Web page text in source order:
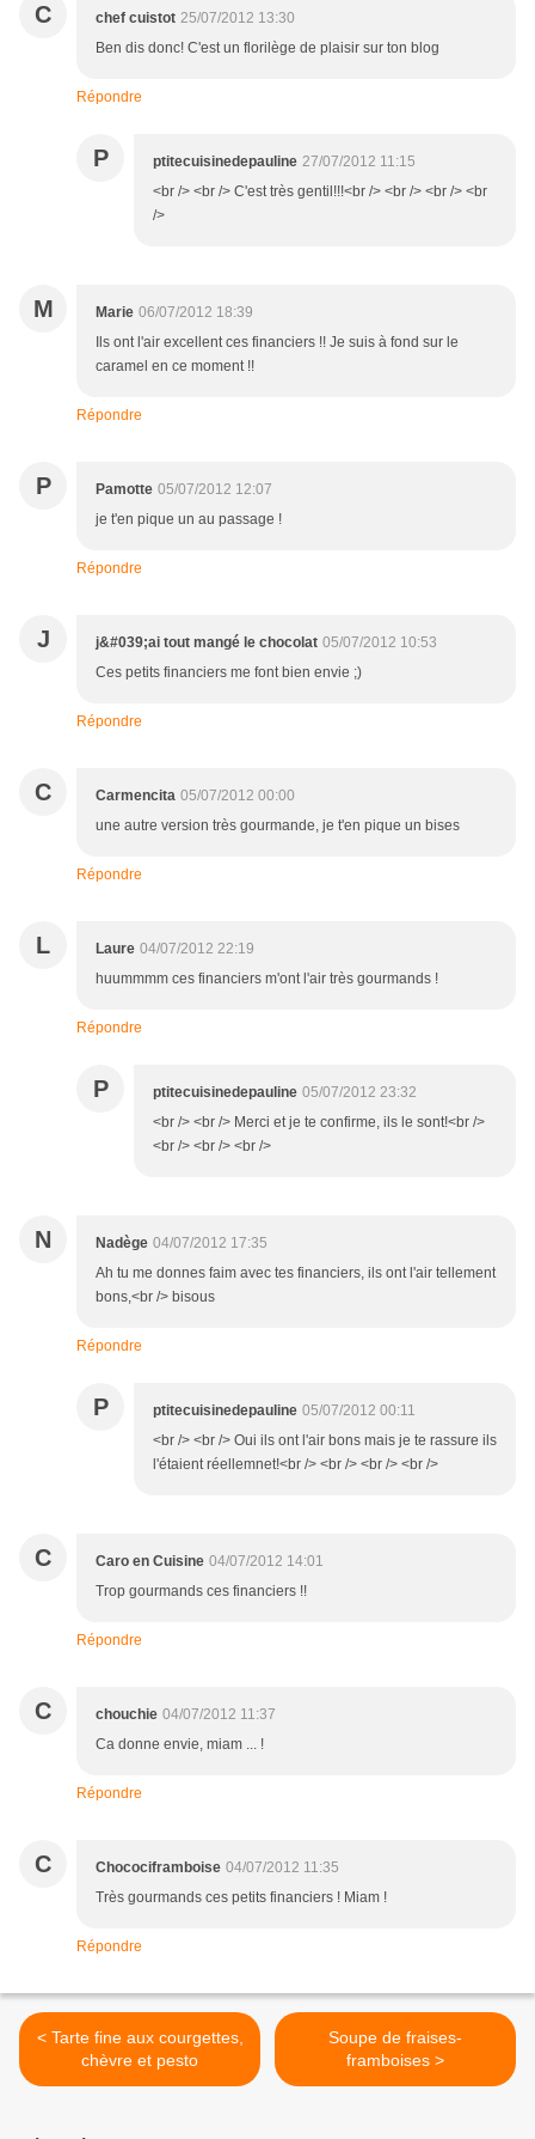
C chef cuistot 25/07/2012 13:30
Ben dis donc! C'est un florilège de plaisir sur ton blog
Répondre
P ptitecuisinedepauline 27/07/2012 11:15
<br /> <br /> C'est très gentil!!!<br /> <br /> <br /> <br
/>
M Marie 06/07/2012 18:39
Ils ont l'air excellent ces financiers !! Je suis à fond sur le
caramel en ce moment !!
Répondre
P Pamotte 05/07/2012 12:07
je t'en pique un au passage !
Répondre
J j&#039;ai tout mangé le chocolat 05/07/2012 10:53
Ces petits financiers me font bien envie ;)
Répondre
C Carmencita 05/07/2012 00:00
une autre version très gourmande, je t'en pique un bises
Répondre
L Laure 04/07/2012 22:19
huummmm ces financiers m'ont l'air très gourmands !
Répondre
P ptitecuisinedepauline 05/07/2012 23:32
<br /> <br /> Merci et je te confirme, ils le sont!<br />
<br /> <br /> <br />
N Nadège 04/07/2012 17:35
Ah tu me donnes faim avec tes financiers, ils ont l'air tellement
bons,<br /> bisous
Répondre
P ptitecuisinedepauline 05/07/2012 00:11
<br /> <br /> Oui ils ont l'air bons mais je te rassure ils
l'étaient réellemnet!<br /> <br /> <br /> <br />
C Caro en Cuisine 04/07/2012 14:01
Trop gourmands ces financiers !!
Répondre
C chouchie 04/07/2012 11:37
Ca donne envie, miam ... !
Répondre
C Chocociframboise 04/07/2012 11:35
Très gourmands ces petits financiers ! Miam !
Répondre
< Tarte fine aux courgettes,
chèvre et pesto
Soupe de fraises-
framboises >